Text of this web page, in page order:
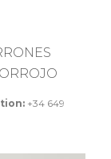
+34 649